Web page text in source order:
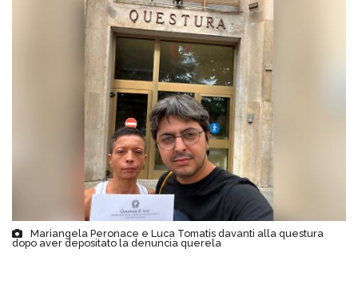
Mariangela Peronace e Luca Tomatis davanti alla questura
dopo aver depositato la denuncia querela